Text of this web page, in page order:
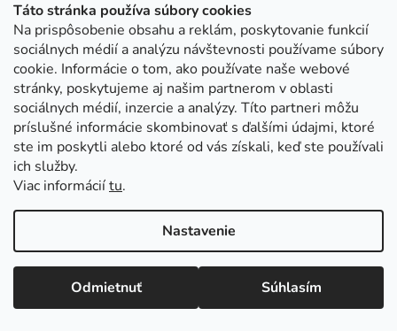
Táto stránka používa súbory cookies
Na prispôsobenie obsahu a reklám, poskytovanie funkcií
sociálnych médií a analýzu návštevnosti používame súbory
cookie. Informácie o tom, ako používate naše webové
stránky, poskytujeme aj našim partnerom v oblasti
sociálnych médií, inzercie a analýzy. Títo partneri môžu
príslušné informácie skombinovať s ďalšími údajmi, ktoré
ste im poskytli alebo ktoré od vás získali, keď ste používali
ich služby.
Viac informáciítu.
Nastavenie
Odmietnuť Súhlasím